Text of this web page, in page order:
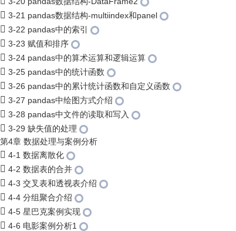
3-21 pandas数据结构-multiindex和panel
3-22 pandas中的索引
3-23 赋值和排序
3-24 pandas中的算术运算和逻辑运算
3-25 pandas中的统计函数
3-26 pandas中的累计统计函数和自定义函数
3-27 pandas中绘图方式介绍
3-28 pandas中文件的读取和写入
3-29 缺失值的处理
第4章 数据处理与案例分析
4-1 数据离散化
4-2 数据表的合并
4-3 交叉表和透视表介绍
4-4 分组聚合介绍
4-5 星巴克案例实现
4-6 电影案例分析1